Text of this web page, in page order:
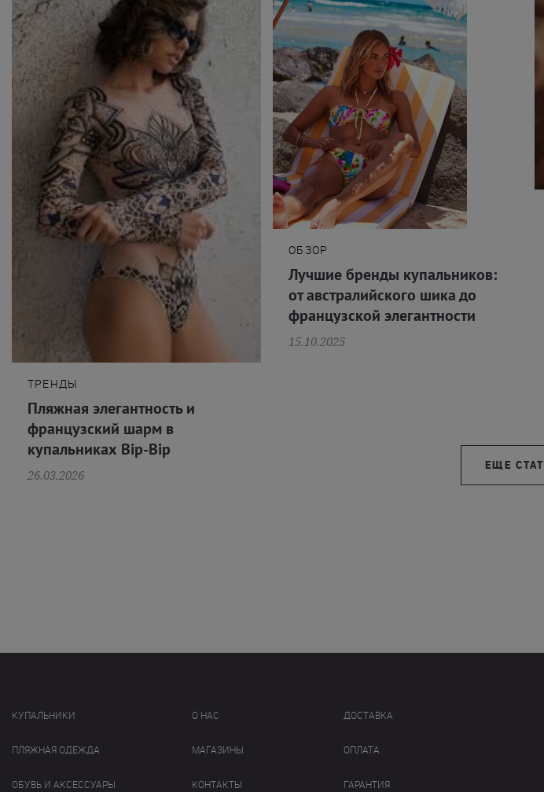
ТРЕНДЫ
Пляжная элегантность и
французский шарм в
купальниках Bip-Bip
26.03.2026
ОБЗОР
Лучшие бренды купальников:
от австралийского шика до
французской элегантности
15.10.2025
ЕЩЕ
КУПАЛЬНИКИ
ПЛЯЖНАЯ ОДЕЖДА
ОБУВЬ И АКСЕССУАРЫ
О НАС
МАГАЗИНЫ
КОНТАКТЫ
ДОСТАВКА
ОПЛАТА
ГАРАНТИЯ